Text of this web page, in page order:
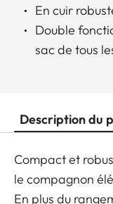
En cuir
Double
sac de tous
Description du
Compact et
le compagnon
En plus du